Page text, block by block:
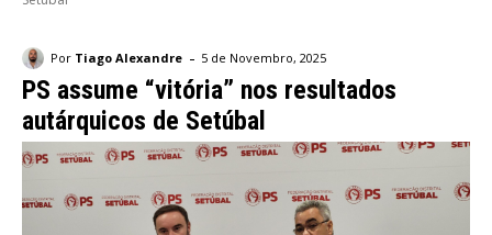
Por Tiago Alexandre - 5 de Novembro, 2025
PS assume “vitória” nos resultados
autárquicos de Setúbal